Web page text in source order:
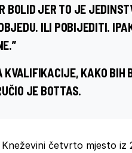
BOLID JER TO JE
ILI POBIJEDITI.
KAKO BIH
JE BOTTAS.
četvrto mjesto iz